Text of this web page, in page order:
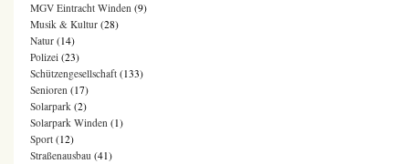
MGV Eintracht Winden (9)
Musik & Kultur (28)
Natur (14)
Polizei (23)
Schützengesellschaft (133)
Senioren (17)
Solarpark (2)
Solarpark Winden (1)
Sport (12)
Straßenausbau (41)